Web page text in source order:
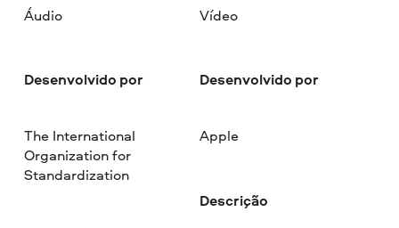
Áudio
Desenvolvido por
The International
Organization for
Standardization
Vídeo
Desenvolvido por
Apple
Descrição